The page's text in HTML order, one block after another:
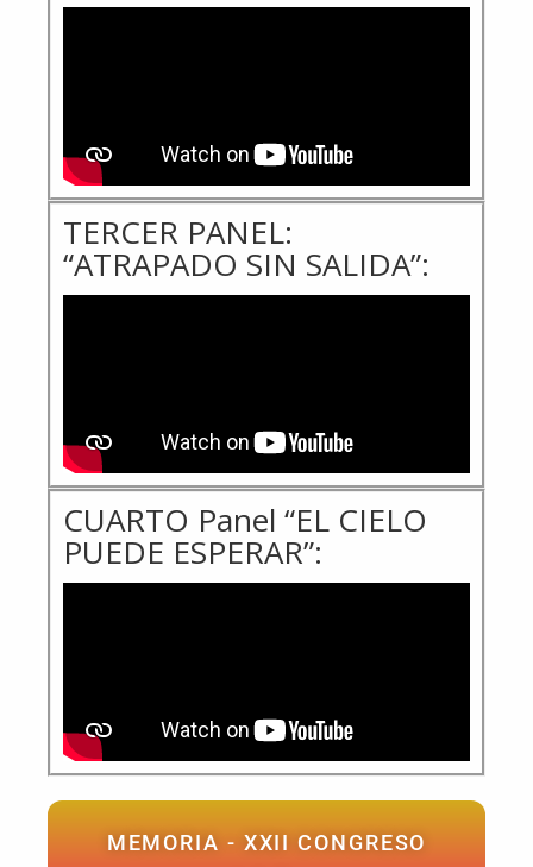
TERCER PANEL:
“ATRAPADO SIN SALIDA”:
CUARTO Panel “EL CIELO
PUEDE ESPERAR”:
MEMORIA - XXII CONGRESO